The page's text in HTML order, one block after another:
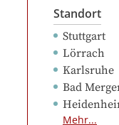
Standort
Stuttgart
Lörrach
Karlsruhe
Bad
Mehr...